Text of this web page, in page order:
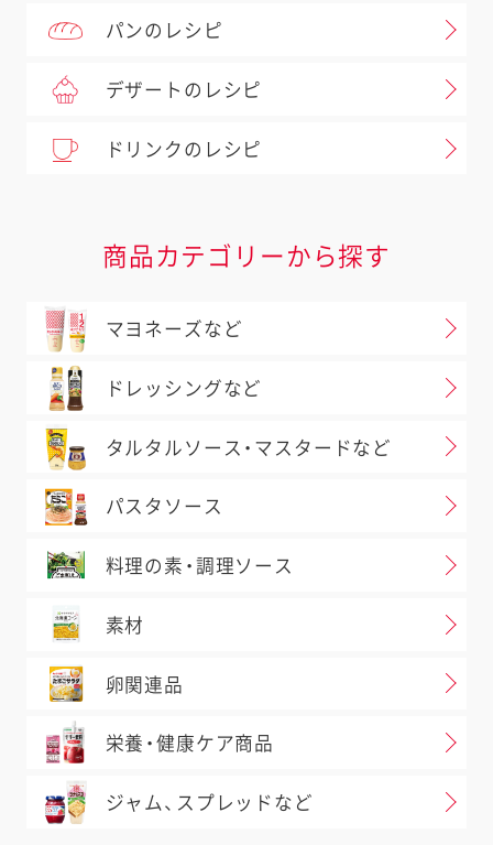
パンのレシピ
デザートのレシピ
ドリンクのレシピ
商品カテゴリーから探す
マヨネーズなど
ドレッシングなど
タルタルソース・マスタードなど
パスタソース
料理の素・調理ソース
素材
卵関連品
栄養・健康ケア商品
ジャム、スプレッドなど